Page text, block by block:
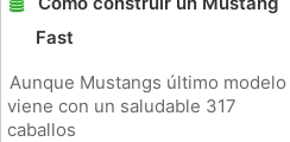
Fast
Aunque Mustangs último modelo
viene con un saludable 317
caballos